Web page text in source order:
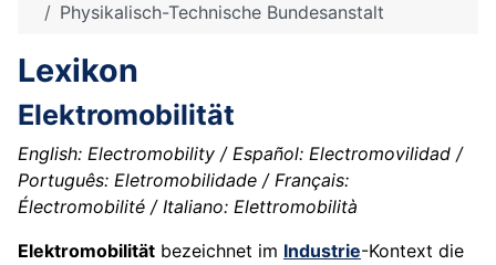
Physikalisch-Technische Bundesanstalt
Lexikon
Elektromobilität
English: Electromobility / Español: Electromovilidad /
Português: Eletromobilidade / Français:
Électromobilité / Italiano: Elettromobilità
Elektromobilität bezeichnet im Industrie-Kontext die